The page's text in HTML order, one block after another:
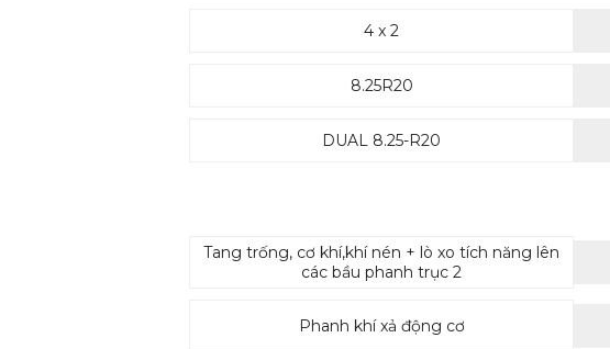
4 x 2
8.25R20
DUAL 8.25-R20
Tang trống, cơ khí,khí nén + lò xo tích năng lên
các bầu phanh trục 2
Phanh khí xả động cơ